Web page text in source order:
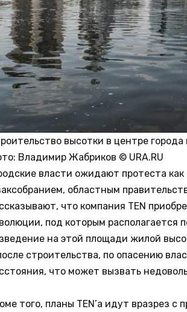
высотки в центре
Владимир Жабриков © URA.RU
власти ожидают протеста
областным
что компания TEN
под которым располагается
на этой площади жилой
строительства, по опасению
что может вызвать
того, планы TEN’а идут вразрез с